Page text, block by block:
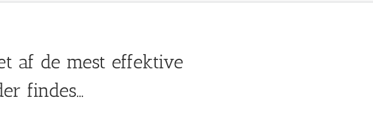
af de mest effektive
findes…